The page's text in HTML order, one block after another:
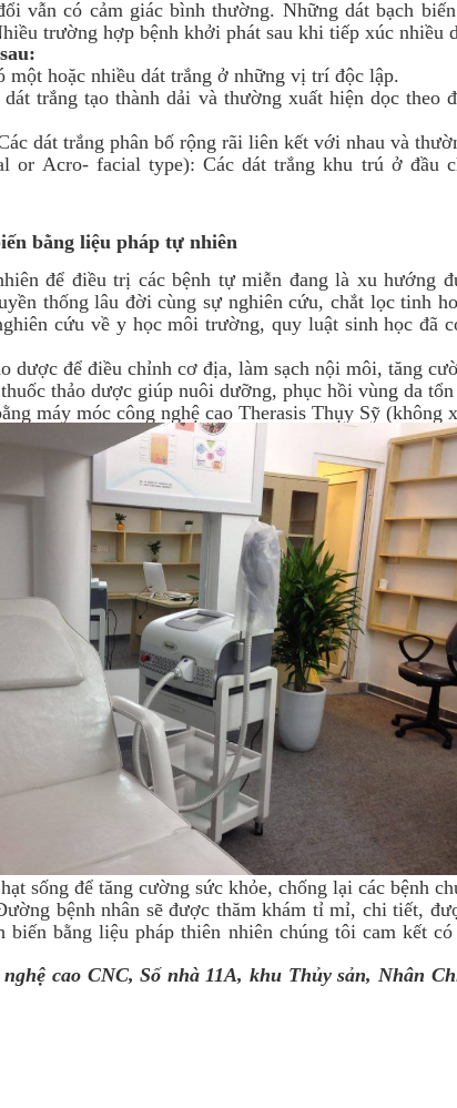
vẫn có cảm giác bình thường. Những dát bạch
trường hợp bệnh khởi phát sau khi tiếp xúc nhiều
hoặc nhiều dát trắng ở những vị trí độc lập.
trắng tạo thành dải và thường xuất hiện dọc theo
dát trắng phân bố rộng rãi liên kết với nhau và
or Acro- facial type): Các dát trắng khu trú ở đầu
bằng liệu pháp tự nhiên
để điều trị các bệnh tự miễn đang là xu hướng
thống lâu đời cùng sự nghiên cứu, chắt lọc tinh
cứu về y học môi trường, quy luật sinh học đã
dược để điều chỉnh cơ địa, làm sạch nội môi, tăng
thảo dược giúp nuôi dưỡng, phục hồi vùng da
máy móc công nghệ cao Therasis Thụy Sỹ (không
sống để tăng cường sức khỏe, chống lại các bệnh
bệnh nhân sẽ được thăm khám tỉ mỉ, chi tiết,
biến bằng liệu pháp thiên nhiên chúng tôi cam kết
cao CNC, Số nhà 11A, khu Thủy sản, Nhân